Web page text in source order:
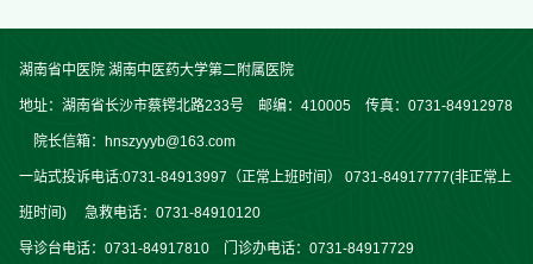
湖南省中医院 湖南中医药大学第二附属医院
地址：湖南省长沙市蔡锷北路233号 邮编：410005 传真：0731-84912978
院长信箱：hnszyyyb@163.com
一站式投诉电话:0731-84913997（正常上班时间） 0731-84917777(非正常上
班时间) 急救电话：0731-84910120
导诊台电话：0731-84917810 门诊办电话：0731-84917729